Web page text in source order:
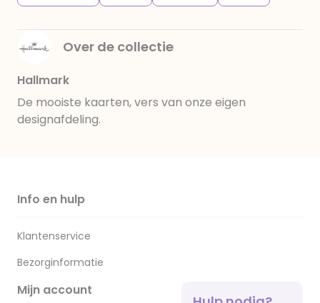
Over de collectie
Hallmark
De mooiste kaarten, vers van onze eigen
designafdeling.
Info en hulp
Klantenservice
Bezorginformatie
Mijn account